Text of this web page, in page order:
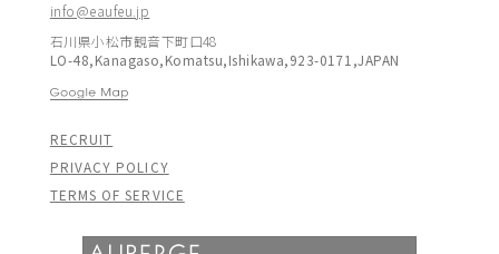
info@eaufeu.jp
石川県小松市観音下町口48
LO-48,Kanagaso,Komatsu,Ishikawa,923-0171,JAPAN
RECRUIT
PRIVACY POLICY
TERMS OF SERVICE